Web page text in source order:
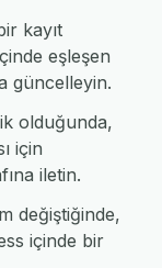
kayıt
eşleşen
güncelleyin.
olduğunda,
için
iletin.
değiştiğinde,
içinde bir